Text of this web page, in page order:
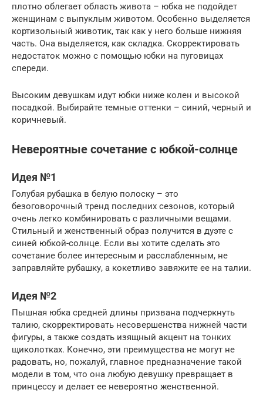
плотно облегает область живота – юбка не подойдет
женщинам с выпуклым животом. Особенно выделяется
кортизольный животик, так как у него больше нижняя
часть. Она выделяется, как складка. Скорректировать
недостаток можно с помощью юбки на пуговицах
спереди.
Высоким девушкам идут юбки ниже колен и высокой
посадкой. Выбирайте темные оттенки – синий, черный и
коричневый.
Невероятные сочетание с юбкой-солнце
Идея №1
Голубая рубашка в белую полоску – это
безоговорочный тренд последних сезонов, который
очень легко комбинировать с различными вещами.
Стильный и женственный образ получится в дуэте с
синей юбкой-солнце. Если вы хотите сделать это
сочетание более интересным и расслабленным, не
заправляйте рубашку, а кокетливо завяжите ее на талии.
Идея №2
Пышная юбка средней длины призвана подчеркнуть
талию, скорректировать несовершенства нижней части
фигуры, а также создать изящный акцент на тонких
щиколотках. Конечно, эти преимущества не могут не
радовать, но, пожалуй, главное предназначение такой
модели в том, что она любую девушку превращает в
принцессу и делает ее невероятно женственной.